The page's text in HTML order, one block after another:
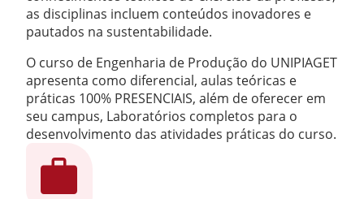
as disciplinas incluem conteúdos inovadores e
pautados na sustentabilidade.
O curso de Engenharia de Produção do UNIPIAGET
apresenta como diferencial, aulas teóricas e
práticas 100% PRESENCIAIS, além de oferecer em
seu campus, Laboratórios completos para o
desenvolvimento das atividades práticas do curso.